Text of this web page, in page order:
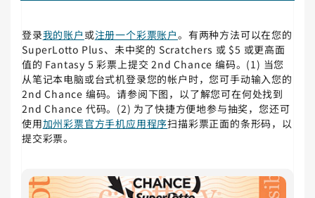
登录我的账户 或注册一个彩票账户。有两种方法可以在您的
SuperLotto Plus、未中奖的 Scratchers 或 $5 或更高面
值的 Fantasy 5 彩票上提交 2nd Chance 编码。(1) 当您
从笔记本电脑或台式机登录您的帐户时，您可手动输入您的
2nd Chance 编码。请参阅下图，以了解您可在何处找到
2nd Chance 代码。(2) 为了快捷方便地参与抽奖，您还可
使用加州彩票官方手机应用程序扫描彩票正面的条形码，以
提交彩票。